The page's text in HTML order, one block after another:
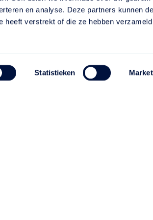
en analyse. Deze partners kunnen
heeft verstrekt of die ze hebben
Statistieken